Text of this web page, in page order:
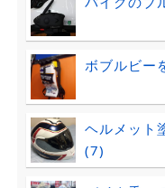
ボブルビー
ヘルメット
(7)